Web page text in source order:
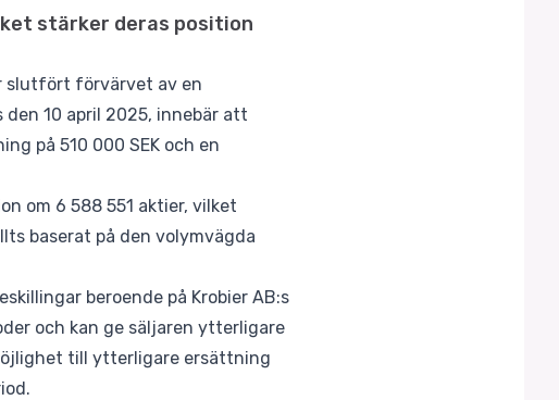
stärker deras position
slutfört förvärvet av en
10 april 2025, innebär att
på 510 000 SEK och en
om 6 588 551 aktier, vilket
baserat på den volymvägda
beroende på Krobier AB:s
och kan ge säljaren ytterligare
till ytterligare ersättning